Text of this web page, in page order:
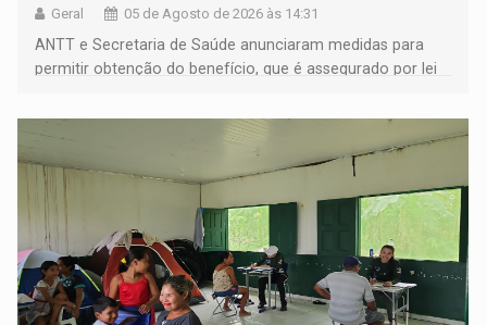
Geral 05 de Agosto de 2026 às 14:31
ANTT e Secretaria de Saúde anunciaram medidas para
permitir obtenção do benefício, que é assegurado por lei